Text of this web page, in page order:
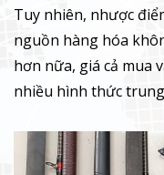
Tuy nhiên, nhược
nguồn hàng hóa
hơn nữa, giá cả mua
nhiều hình thức